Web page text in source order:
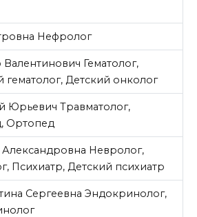
Нефролог
Гематолог,
гематолог, Детский онколог
Юрьевич Травматолог,
Ортопед
Невролог,
Психиатр, Детский психиатр
Сергеевна Эндокринолог,